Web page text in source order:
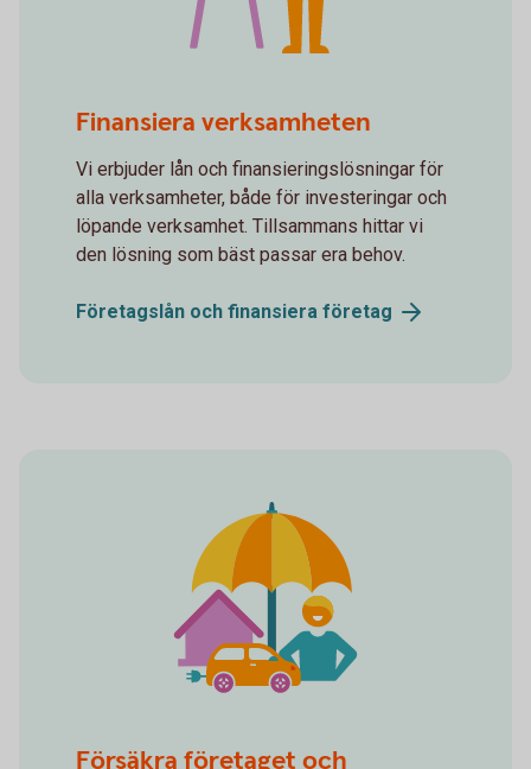
Finansiera verksamheten
Vi erbjuder lån och finansieringslösningar för
alla verksamheter, både för investeringar och
löpande verksamhet. Tillsammans hittar vi
den lösning som bäst passar era behov.
Företagslån och finansiera företag
Försäkra företaget och